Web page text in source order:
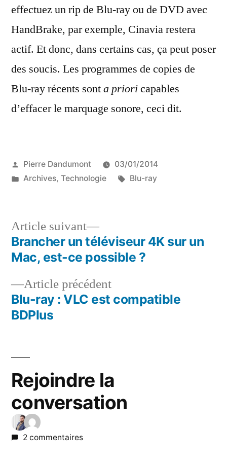
effectuez un rip de Blu-ray ou de DVD avec
HandBrake, par exemple, Cinavia restera
actif. Et donc, dans certains cas, ça peut poser
des soucis. Les programmes de copies de
Blu-ray récents sonta prioricapables
d’effacer le marquage sonore, ceci dit.
Publié
par
Pierre Dandumont
03/01/2014
Publié
Archives, Technologie Étiquettes :
Blu-ray
Navigation
l’article
Article précédentArticle
précédent :
Blu-ray : VLC est compatible
BDPlus
Article suivant
Article
suivant :
Brancher un téléviseur 4K sur un
Mac, est-ce possible ?
Rejoindre la
conversation
2 commentaires